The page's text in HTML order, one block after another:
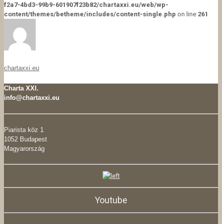
f2a7-4bd3-99b9-601907f23b82/chartaxxi.eu/web/wp-
content/themes/betheme/includes/content-single.php on line 261
chartaxxi.eu
Charta XXI.
info@chartaxxi.eu
Piarista köz 1
1052 Budapest
Magyarország
Youtube